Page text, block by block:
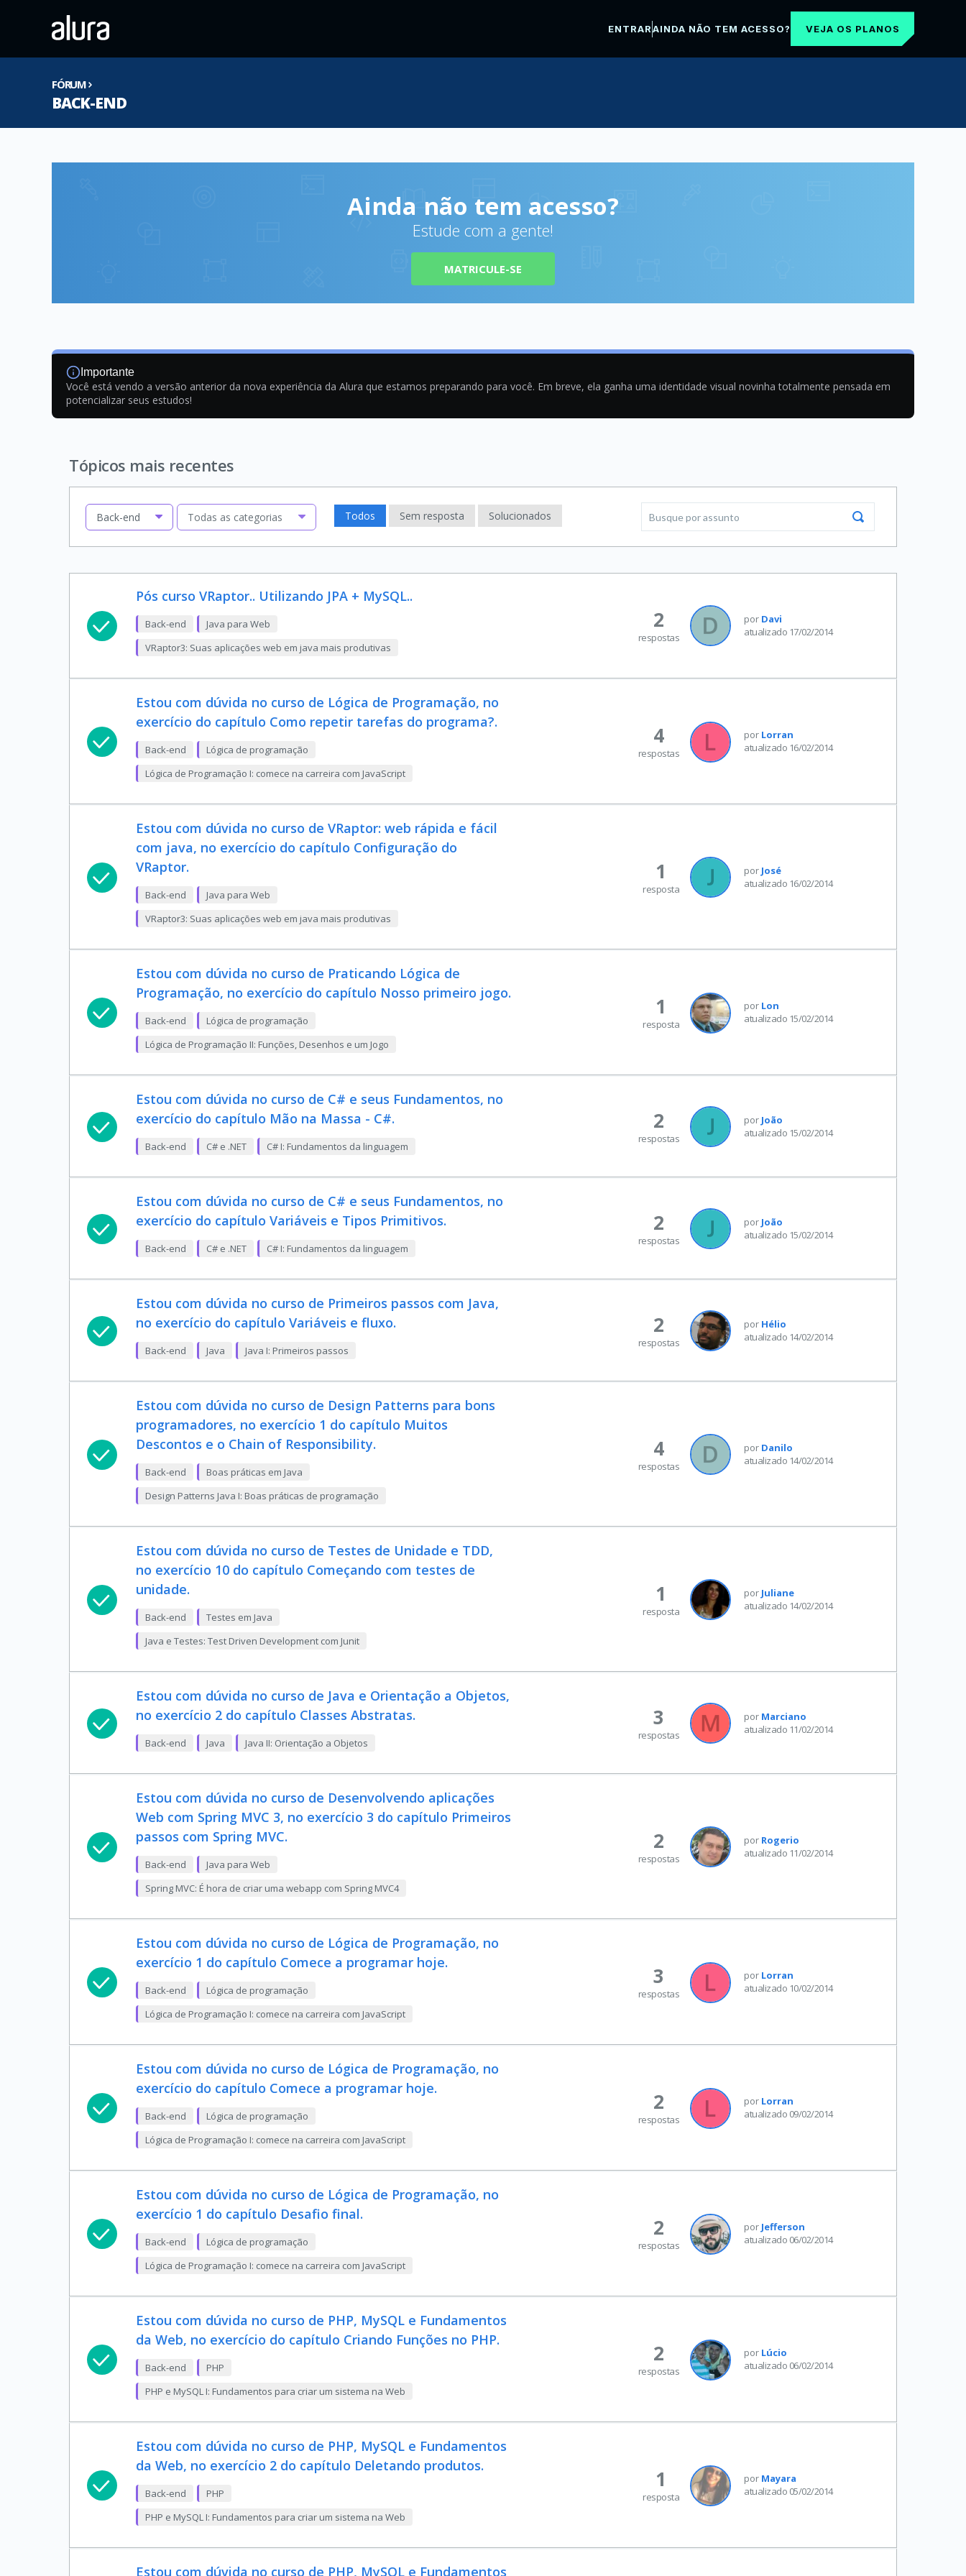
ENTRARAINDA NÃO TEM ACESSO? VEJA OS PLANOS
FÓRUM
BACK-END
Ainda não tem acesso?
Estude com a gente!
MATRICULE-SE
Importante
Você está vendo a versão anterior da nova experiência da Alura que estamos preparando para você. Em breve, ela ganha uma identidade visual novinha totalmente pensada em
potencializar seus estudos!
Tópicos mais recentes
Back-end Todas as categorias Todos Sem resposta Solucionados
Pós curso VRaptor.. Utilizando JPA + MySQL..
Back-end
Java para Web
VRaptor3: Suas aplicações web em java mais produtivas
por Davi
atualizado 17/02/2014
2
respostas
Estou com dúvida no curso de Lógica de Programação, no
exercício do capítulo Como repetir tarefas do programa?.
Back-end
Lógica de programação
Lógica de Programação I: comece na carreira com JavaScript
por Lorran
atualizado 16/02/2014
4
respostas
Estou com dúvida no curso de VRaptor: web rápida e fácil
com java, no exercício do capítulo Configuração do
VRaptor.
Back-end
Java para Web
VRaptor3: Suas aplicações web em java mais produtivas
por José
atualizado 16/02/2014
1
resposta
Estou com dúvida no curso de Praticando Lógica de
Programação, no exercício do capítulo Nosso primeiro jogo.
Back-end
Lógica de programação
Lógica de Programação II: Funções, Desenhos e um Jogo
por Lon
atualizado 15/02/2014
1
resposta
Estou com dúvida no curso de C# e seus Fundamentos, no
exercício do capítulo Mão na Massa - C#.
Back-end C# e .NET C# I: Fundamentos da linguagem
por João
atualizado 15/02/2014
2
respostas
Estou com dúvida no curso de C# e seus Fundamentos, no
exercício do capítulo Variáveis e Tipos Primitivos.
Back-end C# e .NET C# I: Fundamentos da linguagem
por João
atualizado 15/02/2014
2
respostas
Estou com dúvida no curso de Primeiros passos com Java,
no exercício do capítulo Variáveis e fluxo.
Back-end Java Java I: Primeiros passos
por Hélio
atualizado 14/02/2014
2
respostas
Estou com dúvida no curso de Design Patterns para bons
programadores, no exercício 1 do capítulo Muitos
Descontos e o Chain of Responsibility.
Back-end
Boas práticas em Java
Design Patterns Java I: Boas práticas de programação
por Danilo
atualizado 14/02/2014
4
respostas
Estou com dúvida no curso de Testes de Unidade e TDD,
no exercício 10 do capítulo Começando com testes de
unidade.
Back-end
Testes em Java
Java e Testes: Test Driven Development com Junit
por Juliane
atualizado 14/02/2014
1
resposta
Estou com dúvida no curso de Java e Orientação a Objetos,
no exercício 2 do capítulo Classes Abstratas.
Back-end Java Java II: Orientação a Objetos
por Marciano
atualizado 11/02/2014
3
respostas
Estou com dúvida no curso de Desenvolvendo aplicações
Web com Spring MVC 3, no exercício 3 do capítulo Primeiros
passos com Spring MVC.
Back-end
Java para Web
Spring MVC: É hora de criar uma webapp com Spring MVC4
por Rogerio
atualizado 11/02/2014
2
respostas
Estou com dúvida no curso de Lógica de Programação, no
exercício 1 do capítulo Comece a programar hoje.
Back-end
Lógica de programação
Lógica de Programação I: comece na carreira com JavaScript
por Lorran
atualizado 10/02/2014
3
respostas
Estou com dúvida no curso de Lógica de Programação, no
exercício do capítulo Comece a programar hoje.
Back-end
Lógica de programação
Lógica de Programação I: comece na carreira com JavaScript
por Lorran
atualizado 09/02/2014
2
respostas
Estou com dúvida no curso de Lógica de Programação, no
exercício 1 do capítulo Desafio final.
Back-end
Lógica de programação
Lógica de Programação I: comece na carreira com JavaScript
por Jefferson
atualizado 06/02/2014
2
respostas
Estou com dúvida no curso de PHP, MySQL e Fundamentos
da Web, no exercício do capítulo Criando Funções no PHP.
Back-end
PHP
PHP e MySQL I: Fundamentos para criar um sistema na Web
por Lúcio
atualizado 06/02/2014
2
respostas
Estou com dúvida no curso de PHP, MySQL e Fundamentos
da Web, no exercício 2 do capítulo Deletando produtos.
Back-end
PHP
PHP e MySQL I: Fundamentos para criar um sistema na Web
por Mayara
atualizado 05/02/2014
1
resposta
Estou com dúvida no curso de PHP, MySQL e Fundamentos